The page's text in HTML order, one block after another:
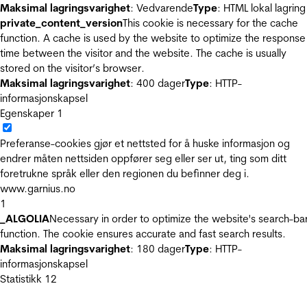
Maksimal lagringsvarighet: VedvarendeType: HTML lokal lagring
private_content_versionThis cookie is necessary for the cache
function. A cache is used by the website to optimize the response
time between the visitor and the website. The cache is usually
stored on the visitor’s browser.
Maksimal lagringsvarighet: 400 dagerType: HTTP-
informasjonskapsel
Egenskaper 1
Preferanse-cookies gjør et nettsted for å huske informasjon og
endrer måten nettsiden oppfører seg eller ser ut, ting som ditt
foretrukne språk eller den regionen du befinner deg i.
www.garnius.no
1
_ALGOLIANecessary in order to optimize the website's search-
function. The cookie ensures accurate and fast search results.
Maksimal lagringsvarighet: 180 dagerType: HTTP-
informasjonskapsel
Statistikk 12